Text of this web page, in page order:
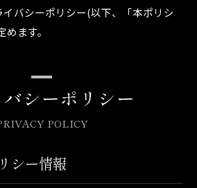
バシーポリシー(以下、「本ポリシ
ます。
バシーポリシー
POLICY
シー情報